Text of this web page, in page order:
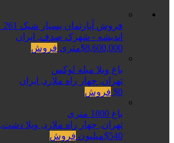
فروش آپارتمان بسیار شیک 261 متر
اندیشه - شهرک صدف, ایران
$8,600,000متری
فروش
باغ ویلا مبله لوکس
تهران, چهار راه ملارد, ایران
$0 فروش
باغ 1800 متری
تهران, چهار راه ملارد, ویلا دشت,
$540میلیون
فروش